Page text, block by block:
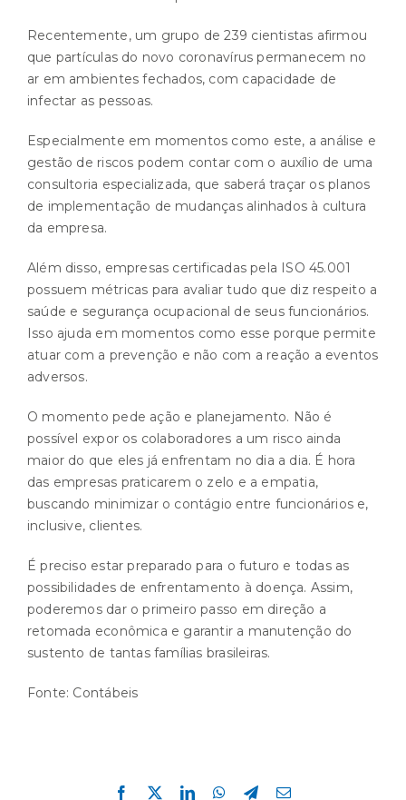
Recentemente, um grupo de 239 cientistas afirmou
que partículas do novo coronavírus permanecem no
ar em ambientes fechados, com capacidade de
infectar as pessoas.
Especialmente em momentos como este, a análise e
gestão de riscos podem contar com o auxílio de uma
consultoria especializada, que saberá traçar os planos
de implementação de mudanças alinhados à cultura
da empresa.
Além disso, empresas certificadas pela ISO 45.001
possuem métricas para avaliar tudo que diz respeito a
saúde e segurança ocupacional de seus funcionários.
Isso ajuda em momentos como esse porque permite
atuar com a prevenção e não com a reação a eventos
adversos.
O momento pede ação e planejamento. Não é
possível expor os colaboradores a um risco ainda
maior do que eles já enfrentam no dia a dia. É hora
das empresas praticarem o zelo e a empatia,
buscando minimizar o contágio entre funcionários e,
inclusive, clientes.
É preciso estar preparado para o futuro e todas as
possibilidades de enfrentamento à doença. Assim,
poderemos dar o primeiro passo em direção a
retomada econômica e garantir a manutenção do
sustento de tantas famílias brasileiras.
Fonte: Contábeis
Facebook
X LinkedInWhatsApp
Telegram
E-